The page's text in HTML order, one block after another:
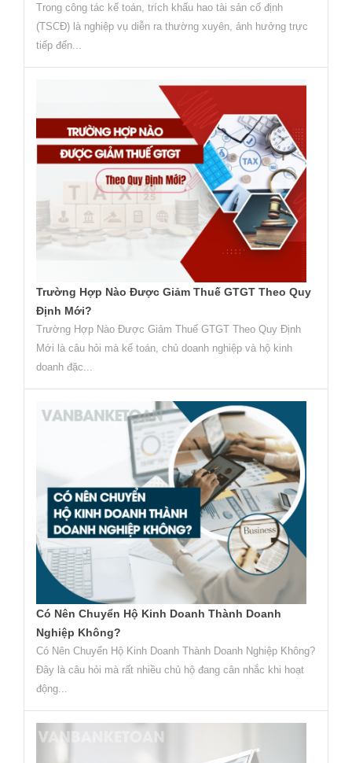
Trong công tác kế toán, trích khấu hao tài sản cố định
(TSCĐ) là nghiệp vụ diễn ra thường xuyên, ảnh hưởng trực
tiếp đến...
Trường Hợp Nào Được Giảm Thuế GTGT Theo Quy
Định Mới?
Trường Hợp Nào Được Giảm Thuế GTGT Theo Quy Định
Mới là câu hỏi mà kế toán, chủ doanh nghiệp và hộ kinh
doanh đặc...
Có Nên Chuyển Hộ Kinh Doanh Thành Doanh
Nghiệp Không?
Có Nên Chuyển Hộ Kinh Doanh Thành Doanh Nghiệp Không?
Đây là câu hỏi mà rất nhiều chủ hộ đang cân nhắc khi hoạt
động...